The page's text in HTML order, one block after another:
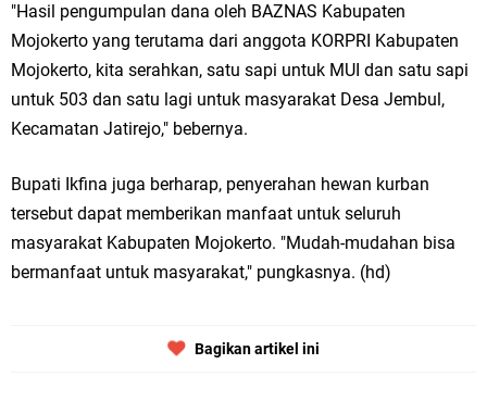
Kurban untuk Ratusan Warga
Ponpes Himmatul Khoiriyah Gelar Penyembelihan Hewan Qurban dari
Keluarga Besar dr. Titin Ekowati RS Wates Husada Balongpanggang
Bersolek, Siap Meriahkan HUT Ke 81 RI
Minggu, 9 Agustus
"Hasil pengumpulan dana oleh BAZNAS Kabupaten
Mojokerto yang terutama dari anggota KORPRI Kabupaten
Mojokerto, kita serahkan, satu sapi untuk MUI dan satu sapi
untuk 503 dan satu lagi untuk masyarakat Desa Jembul,
Kecamatan Jatirejo," bebernya.
Bupati Ikfina juga berharap, penyerahan hewan kurban
tersebut dapat memberikan manfaat untuk seluruh
masyarakat Kabupaten Mojokerto. "Mudah-mudahan bisa
bermanfaat untuk masyarakat," pungkasnya. (hd)
Bagikan artikel ini